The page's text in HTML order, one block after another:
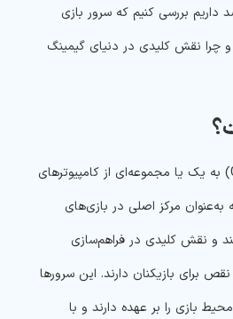
داریم بررسی کنیم که سرور بازی
چرا نقش کلیدی در دنیای گیمینگ
سرور بازی (Game Server) به یک یا مجموعه‌ای از کامپیوترهای
مرکز اصلی در بازی‌های
و نقش کلیدی در فراهم‌سازی
برای بازیکنان دارند. این سرورها
بازی را بر عهده دارند و با